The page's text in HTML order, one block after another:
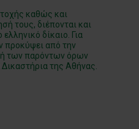
καθώς και
τους, διέπονται και
δίκαιο. Για
προκύψει από την
των παρόντων όρων
της Αθήνας.